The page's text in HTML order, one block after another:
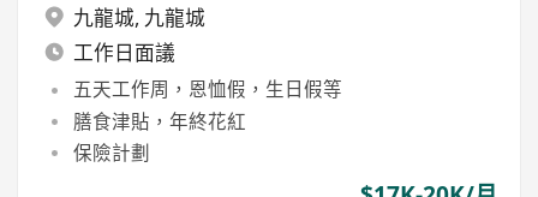
九龍城, 九龍城
工作日面議
五天工作周，恩恤假，生日假等
膳食津貼，年終花紅
保險計劃